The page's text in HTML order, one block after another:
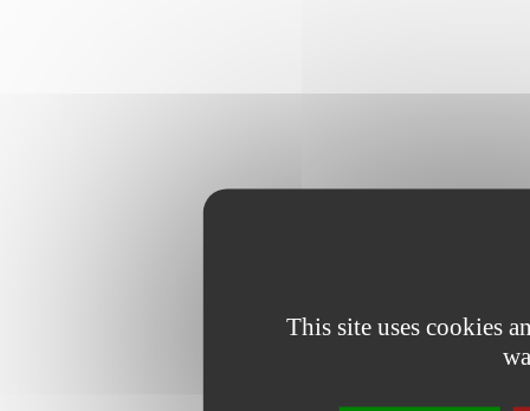
This site uses cookies